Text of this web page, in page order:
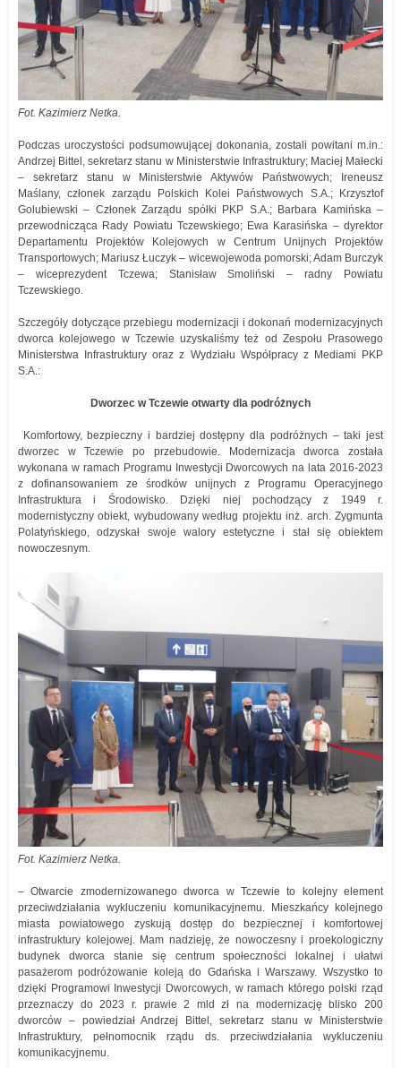
Fot. Kazimierz Netka.
Podczas uroczystości podsumowującej dokonania, zostali powitani m.in.:
Andrzej Bittel, sekretarz stanu w Ministerstwie Infrastruktury; Maciej Małecki
– sekretarz stanu w Ministerstwie Aktywów Państwowych; Ireneusz
Maślany, członek zarządu Polskich Kolei Państwowych S.A.; Krzysztof
Golubiewski – Członek Zarządu spółki PKP S.A.; Barbara Kamińska –
przewodnicząca Rady Powiatu Tczewskiego; Ewa Karasińska – dyrektor
Departamentu Projektów Kolejowych w Centrum Unijnych Projektów
Transportowych; Mariusz Łuczyk – wicewojewoda pomorski; Adam Burczyk
– wiceprezydent Tczewa; Stanisław Smoliński – radny Powiatu
Tczewskiego.
Szczegóły dotyczące przebiegu modernizacji i dokonań modernizacyjnych
dworca kolejowego w Tczewie uzyskaliśmy też od Zespołu Prasowego
Ministerstwa Infrastruktury oraz z Wydziału Współpracy z Mediami PKP
S.A.:
Dworzec w Tczewie otwarty dla podróżnych
Komfortowy, bezpieczny i bardziej dostępny dla podróżnych – taki jest
dworzec w Tczewie po przebudowie. Modernizacja dworca została
wykonana w ramach Programu Inwestycji Dworcowych na lata 2016-2023
z dofinansowaniem ze środków unijnych z Programu Operacyjnego
Infrastruktura i Środowisko. Dzięki niej pochodzący z 1949 r.
modernistyczny obiekt, wybudowany według projektu inż. arch. Zygmunta
Polatyńskiego, odzyskał swoje walory estetyczne i stał się obiektem
nowoczesnym.
Fot. Kazimierz Netka.
– Otwarcie zmodernizowanego dworca w Tczewie to kolejny element
przeciwdziałania wykluczeniu komunikacyjnemu. Mieszkańcy kolejnego
miasta powiatowego zyskują dostęp do bezpiecznej i komfortowej
infrastruktury kolejowej. Mam nadzieję, że nowoczesny i proekologiczny
budynek dworca stanie się centrum społeczności lokalnej i ułatwi
pasażerom podróżowanie koleją do Gdańska i Warszawy. Wszystko to
dzięki Programowi Inwestycji Dworcowych, w ramach którego polski rząd
przeznaczy do 2023 r. prawie 2 mld zł na modernizację blisko 200
dworców – powiedział Andrzej Bittel, sekretarz stanu w Ministerstwie
Infrastruktury, pełnomocnik rządu ds. przeciwdziałania wykluczeniu
komunikacyjnemu.